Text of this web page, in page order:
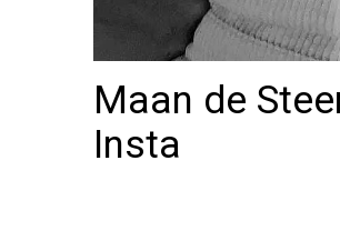
Maan de
Insta